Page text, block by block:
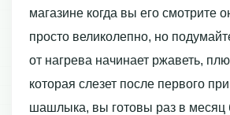
магазине когда вы его смотрите
просто великолепно, но
от нагрева начинает ржаветь,
которая слезет после первого
шашлыка, вы готовы раз в месяц